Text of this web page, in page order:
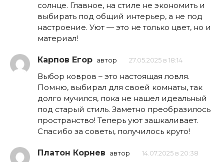
солнце. Главное, на стиле не экономить и
выбирать под общий интерьер, а не под
настроение. Уют — это не только цвет, но и
материал!
Карпов Егор автор 27.05.2025 в 18:14
Выбор ковров – это настоящая ловля.
Помню, выбирал для своей комнаты, так
долго мучился, пока не нашел идеальный
под старый стиль. Заметно преобразилось
пространство! Теперь уют зашкаливает.
Спасибо за советы, получилось круто!
Платон Корнев автор 14.07.2025 в 20:38